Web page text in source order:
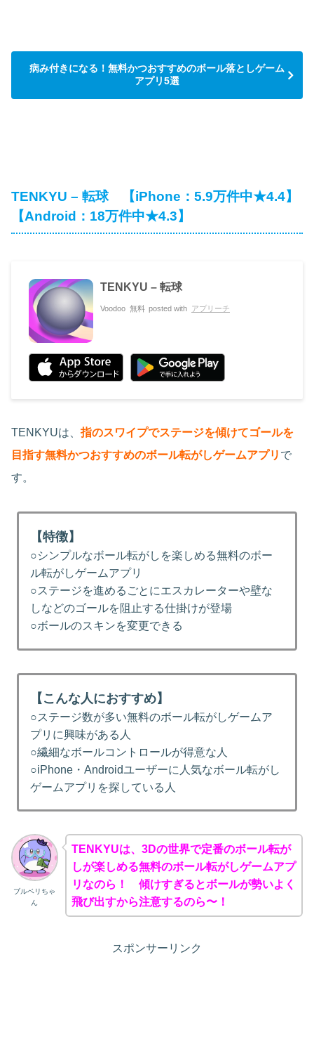
病み付きになる！無料かつおすすめのボール落としゲーム
アプリ5選
TENKYU – 転球 【iPhone：5.9万件中★4.4】
【Android：18万件中★4.3】
TENKYU – 転球
Voodoo 無料 posted with アプリーチ
TENKYUは、指のスワイプでステージを傾けてゴールを
目指す無料かつおすすめのボール転がしゲームアプリ で
す。
【特徴】
○シンプルなボール転がしを楽しめる無料のボー
ル転がしゲームアプリ
○ステージを進めるごとにエスカレーターや壁な
しなどのゴールを阻止する仕掛けが登場
○ボールのスキンを変更できる
【こんな人におすすめ】
○ステージ数が多い無料のボール転がしゲームア
プリに興味がある人
○繊細なボールコントロールが得意な人
○iPhone・Androidユーザーに人気なボール転がし
ゲームアプリを探している人
ブルベリちゃ
ん
TENKYUは、3Dの世界で定番のボール転が
しが楽しめる無料のボール転がしゲームアプ
リなのら！ 傾けすぎるとボールが勢いよく
飛び出すから注意するのら〜！
スポンサーリンク